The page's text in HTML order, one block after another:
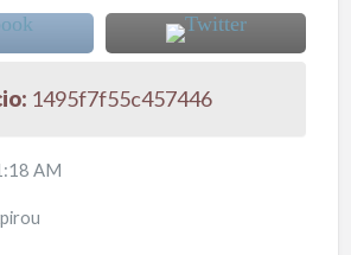
1495f7f55c457446
AM